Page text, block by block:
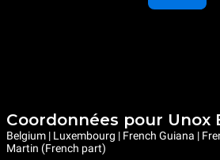
Coordonnées pour Unox
Belgium | Luxembourg | French Guiana |
Martin (French part)